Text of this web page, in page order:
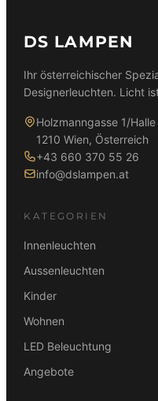
DS LAMPEN
Ihr österreichischer
Designerleuchten. Licht
Holzmanngasse 1/Halle
1210 Wien, Österreich
+43 660 370 55 26
info@dslampen.at
KATEGORIEN
Innenleuchten
Aussenleuchten
Kinder
Wohnen
LED Beleuchtung
Angebote